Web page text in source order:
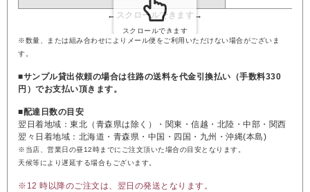
※数量、または組み合わせによりメール便をご利用いただけない場合がございま
す。
■サンプル貸出依頼の場合は往路の送料を代金引換払い（手数料330
円）でお支払い頂きます。
■配達日数の目安
翌日着地域：東北（青森県は除く）・関東・信越・北陸・中部・関西
翌々日着地域：北海道・青森県・中国・四国・九州・沖縄(本島)
※当店、営業日の昼12時までにご注文頂いた場合の目安となります。
天候等により遅延する場合もございます。
※12 時以降のご注文は、翌日の発送となります。